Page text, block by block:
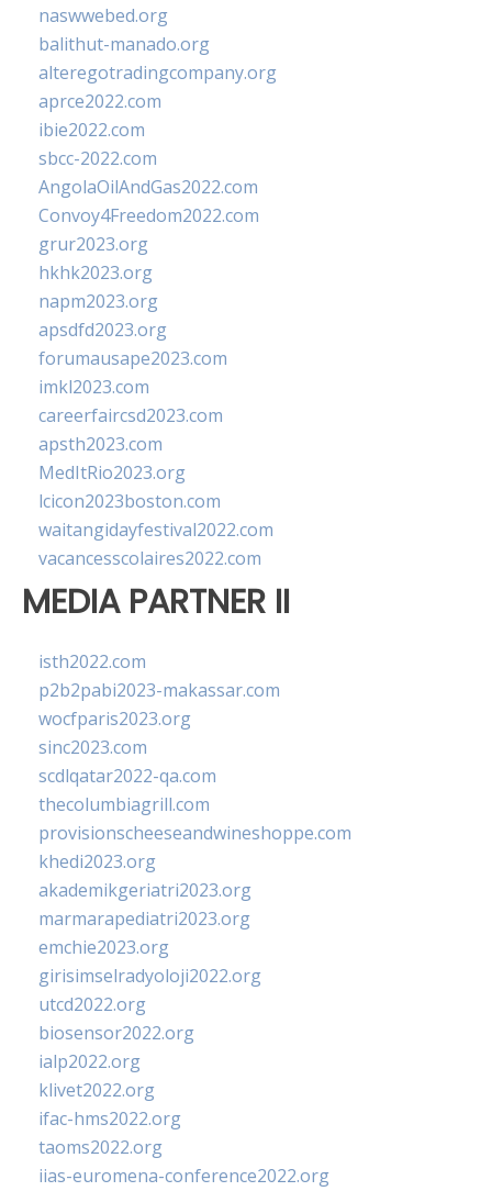
naswwebed.org
balithut-manado.org
alteregotradingcompany.org
aprce2022.com
ibie2022.com
sbcc-2022.com
AngolaOilAndGas2022.com
Convoy4Freedom2022.com
grur2023.org
hkhk2023.org
napm2023.org
apsdfd2023.org
forumausape2023.com
imkl2023.com
careerfaircsd2023.com
apsth2023.com
MedItRio2023.org
lcicon2023boston.com
waitangidayfestival2022.com
vacancesscolaires2022.com
MEDIA PARTNER II
isth2022.com
p2b2pabi2023-makassar.com
wocfparis2023.org
sinc2023.com
scdlqatar2022-qa.com
thecolumbiagrill.com
provisionscheeseandwineshoppe.com
khedi2023.org
akademikgeriatri2023.org
marmarapediatri2023.org
emchie2023.org
girisimselradyoloji2022.org
utcd2022.org
biosensor2022.org
ialp2022.org
klivet2022.org
ifac-hms2022.org
taoms2022.org
iias-euromena-conference2022.org